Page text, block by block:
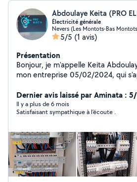
Abdoulaye Keita (PRO
Électricité générale
Nevers (Les Montots-Bas
5/5 (1 avis)
Présentation
Bonjour, je m'appelle Keita Abdoulaye , je viens de créer
mon entreprise 05/02/2024, qui s'appelle Pro
maison individuelles, le bâtiment, tertiaire, industriel etc,
je suis à votre disponibilité à tout
Dernier avis laissé par Aminata :
Il y a plus de 6 mois
Satisfaisant sympathique à l’écoute .